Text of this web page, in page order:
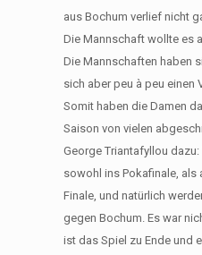
aus Bochum verlief nicht
Die Mannschaft wollte es
Die Mannschaften haben
sich aber peu à peu einen
Somit haben die Damen
Saison von vielen
George Triantafyllou
sowohl ins Pokafinale, als
Finale, und natürlich
gegen Bochum. Es war
ist das Spiel zu Ende und